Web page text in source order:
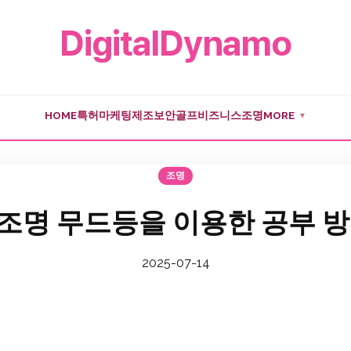
DigitalDynamo
HOME특허 마케팅제조보안골프비즈니스조명MORE ▼
조명
명 무드등을 이용한 공부
2025-07-14